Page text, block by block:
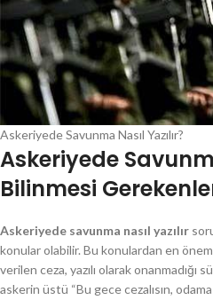
Askeriyede Savunma Nasıl Yazılır?
Askeriyede
Bilinmesi
Askeriyede savunma nasıl yazılır
konular olabilir. Bu konulardan en
verilen ceza, yazılı olarak onanmadığı
askerin üstü “Bu gece cezalısın,